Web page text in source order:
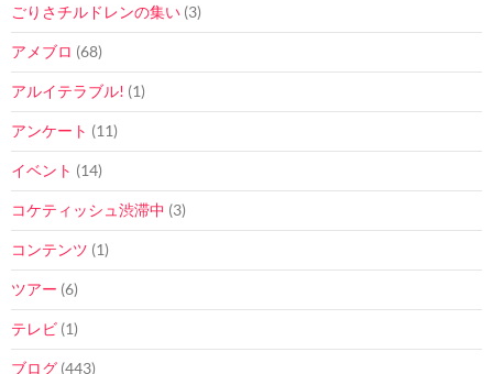
ごりさチルドレンの集い (3)
アメブロ (68)
アルイテラブル! (1)
アンケート (11)
イベント (14)
コケティッシュ渋滞中 (3)
コンテンツ (1)
ツアー (6)
テレビ (1)
ブログ (443)